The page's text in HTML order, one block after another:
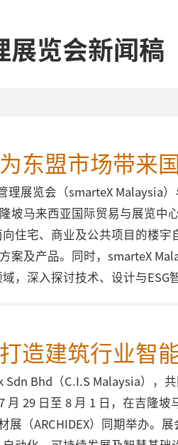
展览会新闻稿
东盟市场带来
展览会（smarteX Malaysia
隆坡马来西亚国际贸易与展览
宅、商业及公共项目的楼宇
案及产品。同时，smarteX
深入探讨技术、设计与ESG
造建筑行业智
Sdn Bhd（C.I.S Malaysia）
29 日至 8 月 1 日，在吉隆
展（ARCHIDEX）同期举办